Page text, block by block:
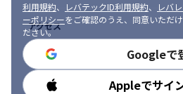
利用規約、 レバテックID利用規約、
レバ
ーポリシーをご確認のうえ、同意いただ
ださい。
Googleで
Appleでサイ
アクセス
勤務時間